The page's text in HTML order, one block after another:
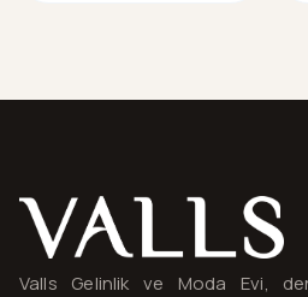
Valls® — site haritası
Valls Gelinlik ve Moda Evi,